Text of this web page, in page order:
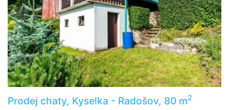
Prodej chaty, Kyselka - Radošov, 80 m2